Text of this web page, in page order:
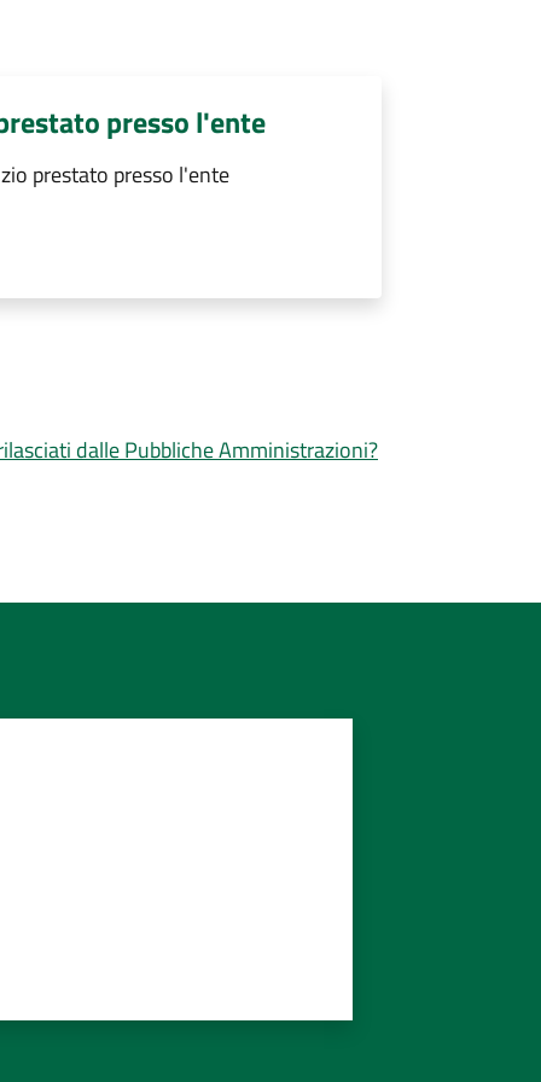
presso l'ente
prestato presso l'ente
dalle Pubbliche Amministrazioni?